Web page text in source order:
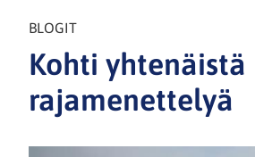
BLOGIT
Kohti yhtenäistä
rajamenettelyä